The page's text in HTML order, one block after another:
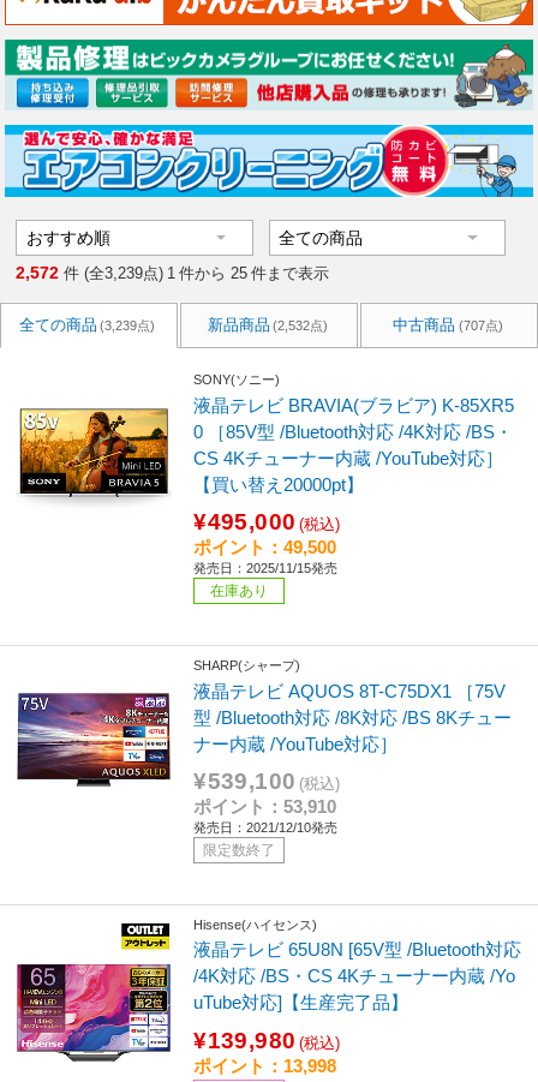
2,572 件 (全3,239点) 1 件から 25 件まで表示
全ての商品 (3,239点) 新品商品 (2,532点) 中古商品 (707点)
SONY(ソニー)
液晶テレビ BRAVIA(ブラビア) K-85XR5
0 ［85V型 /Bluetooth対応 /4K対応 /BS・
CS 4Kチューナー内蔵 /YouTube対応］
【買い替え20000pt】
¥495,000 (税込)
ポイント：49,500
発売日：2025/11/15発売
在庫あり
SHARP(シャープ)
液晶テレビ AQUOS 8T-C75DX1 ［75V
型 /Bluetooth対応 /8K対応 /BS 8Kチュー
ナー内蔵 /YouTube対応］
¥539,100 (税込)
ポイント：53,910
発売日：2021/12/10発売
限定数終了
Hisense(ハイセンス)
液晶テレビ 65U8N [65V型 /Bluetooth対応
/4K対応 /BS・CS 4Kチューナー内蔵 /Yo
uTube対応]【生産完了品】
¥139,980 (税込)
ポイント：13,998